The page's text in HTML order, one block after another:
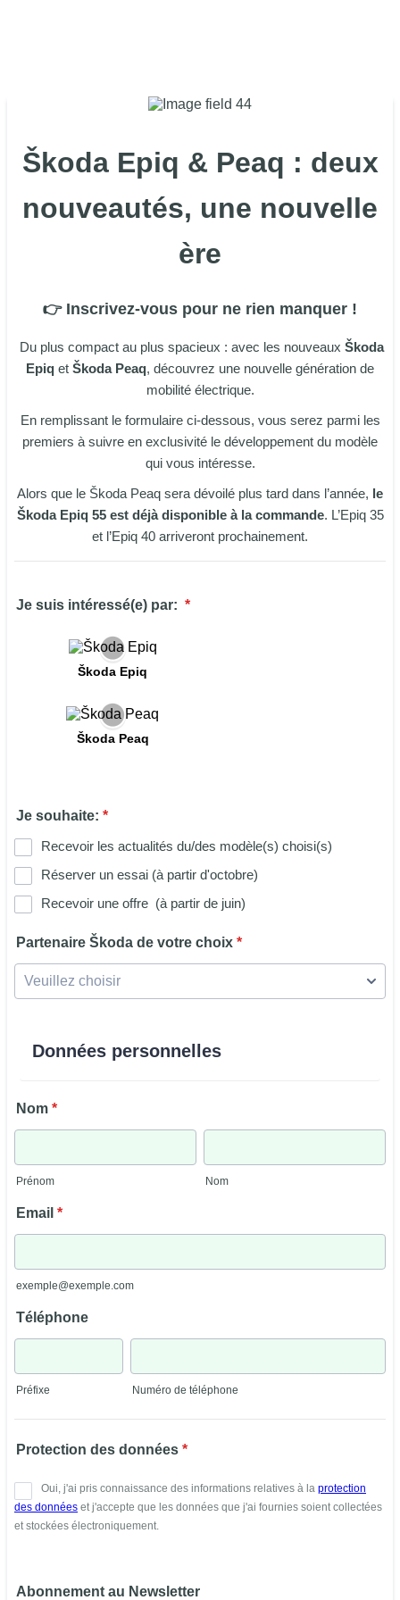
Škoda Epiq & Peaq : deux
nouveautés, une nouvelle
ère
👉 Inscrivez-vous pour ne rien manquer !
Du plus compact au plus spacieux : avec les nouveaux Škoda
Epiq et Škoda Peaq, découvrez une nouvelle génération de
mobilité électrique.
En remplissant le formulaire ci-dessous, vous serez parmi les
premiers à suivre en exclusivité le développement du modèle
qui vous intéresse.
Alors que le Škoda Peaq sera dévoilé plus tard dans l’année, le
Škoda Epiq 55 est déjà disponible à la commande. L’Epiq 35
et l’Epiq 40 arriveront prochainement.
Je suis intéressé(e) par: *
Je souhaite: *
Recevoir les actualités du/des modèle(s) choisi(s)
Réserver un essai (à partir d'octobre)
Recevoir une offre (à partir de juin)
Partenaire Škoda de votre choix *
Données personnelles
Nom *
Prénom Nom
Email *
exemple@exemple.com
Téléphone
Préfixe Numéro de téléphone
Protection des données *
Abonnement au Newsletter